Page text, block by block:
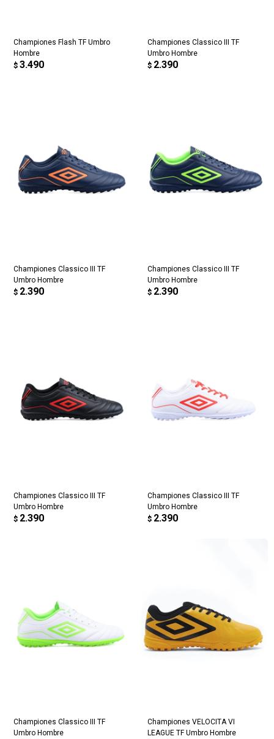
Championes Flash TF Umbro
Hombre
$ 3.490
Championes Classico III TF
Umbro Hombre
$ 2.390
Championes Classico III TF
Umbro Hombre
$ 2.390
Championes Classico III TF
Umbro Hombre
$ 2.390
Championes Classico III TF
Umbro Hombre
$ 2.390
Championes Classico III TF
Umbro Hombre
$ 2.390
Championes Classico III TF
Umbro Hombre
Championes VELOCITA VI
LEAGUE TF Umbro Hombre